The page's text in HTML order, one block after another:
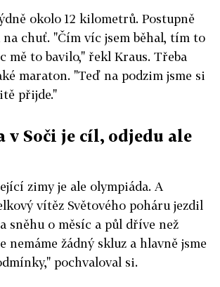
okolo 12 kilometrů. Postupně
chuť. "Čím víc jsem běhal, tím to
mě to bavilo," řekl Kraus. Třeba
maraton. "Teď na podzim jsme si
přijde."
v Soči je cíl, odjedu ale
zimy je ale olympiáda. A
vítěz Světového poháru jezdil
sněhu o měsíc a půl dříve než
nemáme žádný skluz a hlavně jsme
pochvaloval si.